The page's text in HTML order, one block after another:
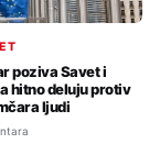
poziva Savet i
hitno deluju protiv
ljudi